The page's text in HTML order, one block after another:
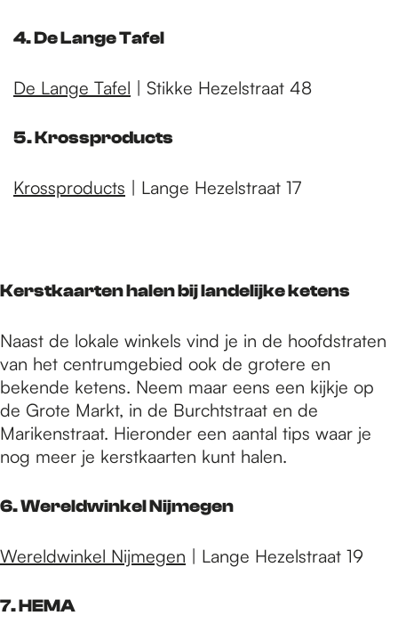
4. De Lange Tafel
De Lange Tafel | Stikke Hezelstraat 48
5. Krossproducts
Krossproducts | Lange Hezelstraat 17
Kerstkaarten halen bij landelijke ketens
Naast de lokale winkels vind je in de hoofdstraten
van het centrumgebied ook de grotere en
bekende ketens. Neem maar eens een kijkje op
de Grote Markt, in de Burchtstraat en de
Marikenstraat. Hieronder een aantal tips waar je
nog meer je kerstkaarten kunt halen.
6. Wereldwinkel Nijmegen
Wereldwinkel Nijmegen | Lange Hezelstraat 19
7. HEMA